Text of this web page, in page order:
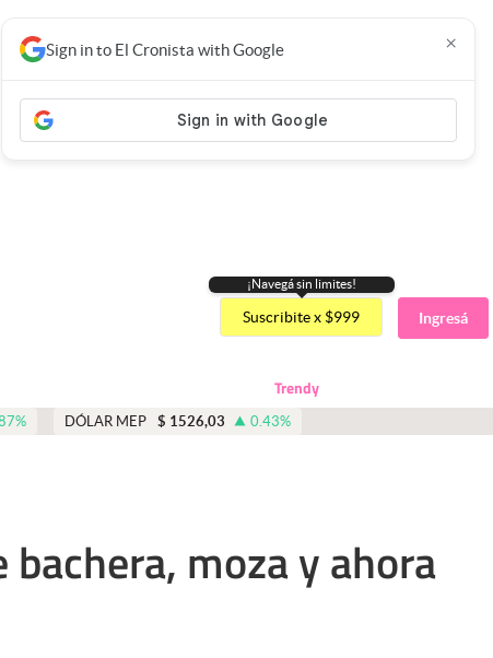
¡Navegá sin limites!
Suscribite x $999 Ingresá
Trendy
% DÓLAR MEP $ 1526,03 0.43%
Sign in to El Cronista with Google ×
moza y ahora